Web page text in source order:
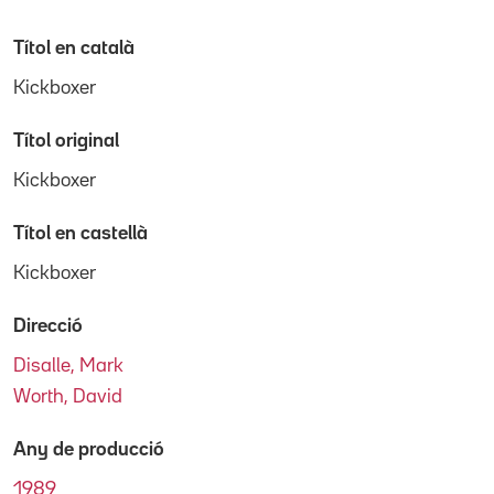
Títol en català
Kickboxer
Títol original
Kickboxer
Títol en castellà
Kickboxer
Direcció
Disalle, Mark
Worth, David
Any de producció
1989